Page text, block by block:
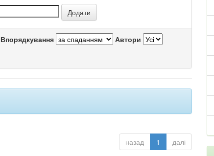
Впорядкування Автори
назад 1 далі